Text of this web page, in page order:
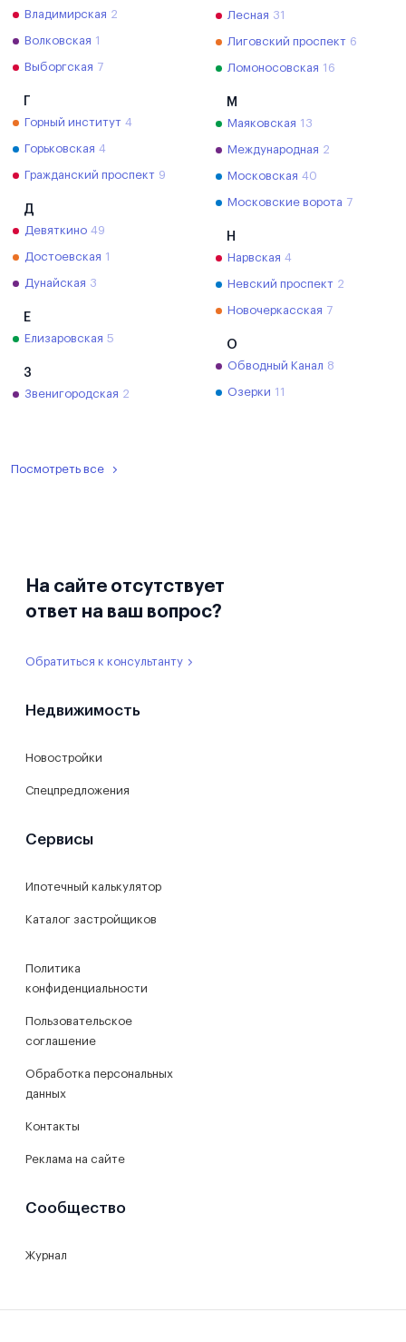
Владимирская 2
Волковская 1
Выборгская 7
Горный институт 4
Горьковская 4
Гражданский проспект 9
Д
Девяткино 49
Достоевская 1
Дунайская 3
Е
Елизаровская 5
З
Звенигородская 2
Лесная 31
Лиговский проспект 6
Ломоносовская 16
М
Маяковская 13
Международная 2
Московская 40
Московские ворота 7
Н
Нарвская 4
Невский проспект 2
Новочеркасская 7
О
Обводный Канал 8
Озерки 11
Посмотреть все
На сайте отсутствует
ответ на ваш вопрос?
Обратиться к консультанту
Недвижимость
Новостройки
Спецпредложения
Сервисы
Ипотечный калькулятор
Каталог застройщиков
Политика
конфиденциальности
Пользовательское
соглашение
Обработка персональных
данных
Контакты
Реклама на сайте
Сообщество
Журнал